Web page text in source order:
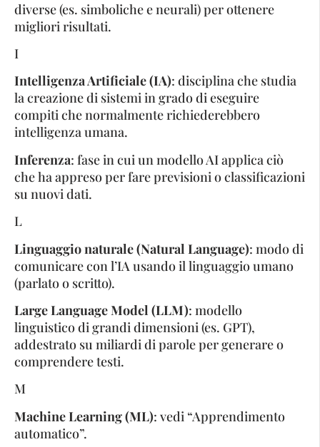
diverse (es. simboliche e neurali) per ottenere
migliori risultati.
I
Intelligenza Artificiale (IA): disciplina che studia
la creazione di sistemi in grado di eseguire
compiti che normalmente richiederebbero
intelligenza umana.
Inferenza: fase in cui un modello AI applica ciò
che ha appreso per fare previsioni o classificazioni
su nuovi dati.
L
Linguaggio naturale (Natural Language): modo di
comunicare con l’IA usando il linguaggio umano
(parlato o scritto).
Large Language Model (LLM): modello
linguistico di grandi dimensioni (es. GPT),
addestrato su miliardi di parole per generare o
comprendere testi.
M
Machine Learning (ML): vedi “Apprendimento
automatico”.